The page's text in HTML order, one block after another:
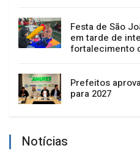
Festa de São
em tarde de
fortalecimento
Prefeitos
para 2027
Notícias